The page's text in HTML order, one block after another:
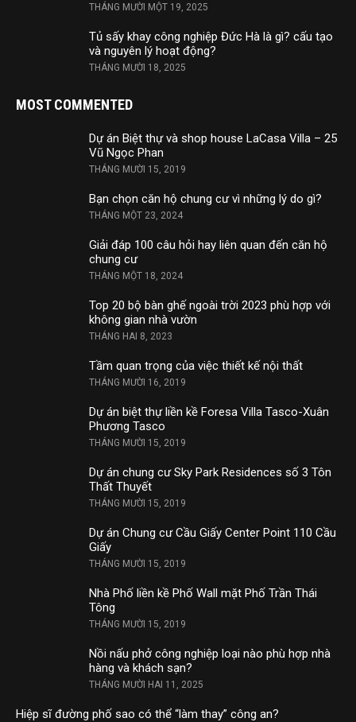
THÁNG MƯỜI MỘT 19, 2025
Tủ sấy khay công nghiệp Đức Hà là gì? cấu tạo
và nguyên lý hoạt động?
THÁNG MƯỜI 18, 2025
MOST COMMENTED
Dự án Biệt thự và shop house LaCasa Villa – 25
Vũ Ngọc Phan
THÁNG MƯỜI 15, 2019
Bạn chọn căn hộ chung cư vì những lý do gì?
THÁNG MỘT 23, 2024
Giải đáp 100 câu hỏi hay liên quan đến căn hộ
chung cư
THÁNG MỘT 18, 2024
Top 20 bộ bàn ghế ngoài trời 2023 phù hợp với
không gian nhà vườn
THÁNG HAI 8, 2023
Tầm quan trọng của việc thiết kế nội thất
THÁNG MƯỜI 16, 2019
Dự án biệt thự liền kề Foresa Villa Tasco-Xuân
Phương Tasco
THÁNG MƯỜI 15, 2019
Dự án chung cư Sky Park Residences số 3 Tôn
Thất Thuyết
THÁNG MƯỜI 15, 2019
Dự án Chung cư Cầu Giấy Center Point 110 Cầu
Giấy
THÁNG MƯỜI 15, 2019
Nhà Phố liền kề Phố Wall mặt Phố Trần Thái
Tông
THÁNG MƯỜI 15, 2019
Nồi nấu phở công nghiệp loại nào phù hợp nhà
hàng và khách sạn?
THÁNG MƯỜI HAI 11, 2025
Hiệp sĩ đường phố sao có thể “làm thay” công an?